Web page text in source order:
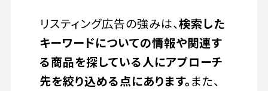
リスティング広告の強みは、検索した
キーワードについての情報や関連す
る商品を探している人にアプローチ
先を絞り込める点にあります。また、